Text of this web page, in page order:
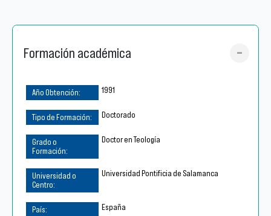
Formación académica
1991
Doctorado
Doctor en Teología
Universidad Pontificia de Salamanca
España